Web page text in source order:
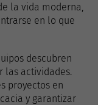
la vida moderna,
en lo que
descubren
las actividades.
proyectos en
y garantizar